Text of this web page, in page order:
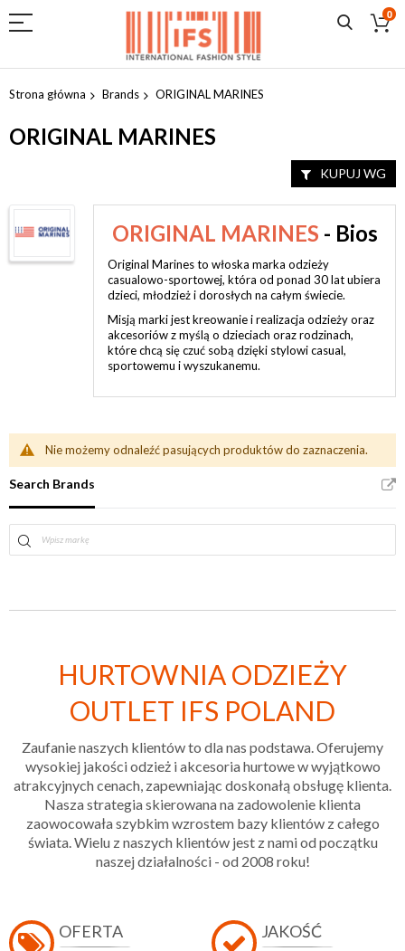
0
Przejdź
do
Strona główna Brands ORIGINAL MARINES
ORIGINAL MARINES
ORIGINAL MARINES - Bios
Original Marines to włoska marka odzieży
casualowo-sportowej, która od ponad 30 lat ubiera
dzieci, młodzież i dorosłych na całym świecie.
Misją marki jest kreowanie i realizacja odzieży oraz
akcesoriów z myślą o dzieciach oraz rodzinach,
które chcą się czuć sobą dzięki stylowi casual,
sportowemu i wyszukanemu.
Nie możemy odnaleźć pasujących produktów do zaznaczenia.
KUPUJ WG
Search Brands
HURTOWNIA ODZIEŻY
OUTLET IFS POLAND
Zaufanie naszych klientów to dla nas podstawa. Oferujemy
wysokiej jakości odzież i akcesoria hurtowe w wyjątkowo
atrakcyjnych cenach, zapewniając doskonałą obsługę klienta.
Nasza strategia skierowana na zadowolenie klienta
zaowocowała szybkim wzrostem bazy klientów z całego
świata. Wielu z naszych klientów jest z nami od początku
naszej działalności - od 2008 roku!
OFERTA JAKOŚĆ